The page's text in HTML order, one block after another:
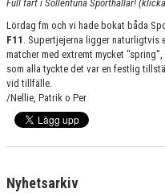
Full fart i Sollentuna Sporthallar!
Lördag fm och vi hade bokat båda
F11 . Supertjejerna ligger naturligtvis
matcher med extremt mycket
som alla tyckte det var en festlig
vid tillfälle.
/Nellie, Patrik o Per
Nyhetsarkiv